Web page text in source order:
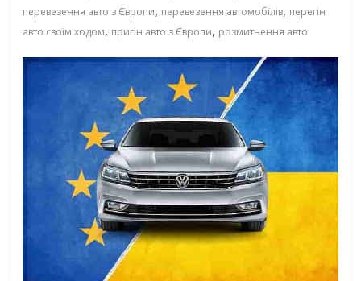
перевезення авто з Європи, перевезення автомобілів, перегін
авто своїм ходом, пригін авто з Європи, розмитнення авто